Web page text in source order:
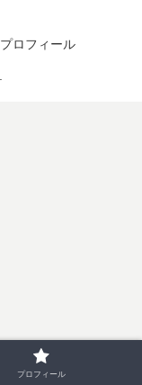
プロフィール
プロフィール